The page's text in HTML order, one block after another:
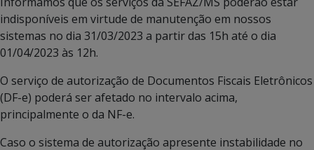
indisponíveis em virtude de manutenção em nossos
sistemas no dia 31/03/2023 a partir das 15h até o dia
01/04/2023 às 12h.
O serviço de autorização de Documentos Fiscais Eletrônicos
(DF-e) poderá ser afetado no intervalo acima,
principalmente o da NF-e.
Caso o sistema de autorização apresente instabilidade no